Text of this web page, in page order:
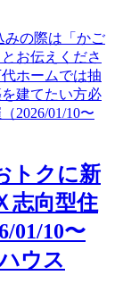
みの際は「かご
お伝えくださ
ホームでは抽
トクに新
志向型住
01/10〜
ウス